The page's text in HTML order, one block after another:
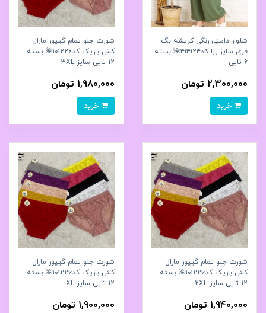
شلوار دامنی رنگی کریشه بگ
فری سایز رزا کد۴۱۴۱۲۴🌺 بسته
6 تایی
2,300,000 تومان
شورت جلو تمام گیپور مارال
کش باریک کد۱۰۱۲۲۶🌺 بسته
12 تایی سایز 3XL
1,980,000 تومان
شورت جلو تمام گیپور مارال
کش باریک کد۱۰۱۲۲۶🌺 بسته
12 تایی سایز 2XL
1,940,000 تومان
شورت جلو تمام گیپور مارال
کش باریک کد۱۰۱۲۲۶🌺 بسته
12 تایی سایز XL
1,900,000 تومان